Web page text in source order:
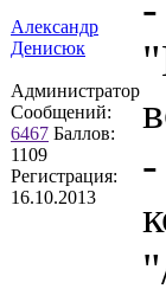
Александр
Денисюк
Администратор
Сообщений:
6467 Баллов:
1109
Регистрация:
16.10.2013